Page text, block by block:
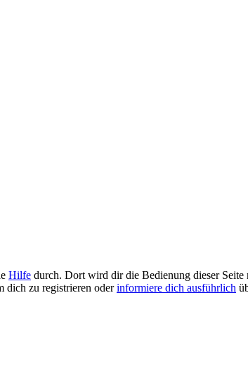
Hilfe durch. Dort wird dir die Bedienung dieser Seite
dich zu registrieren oderinformiere dich ausführlich